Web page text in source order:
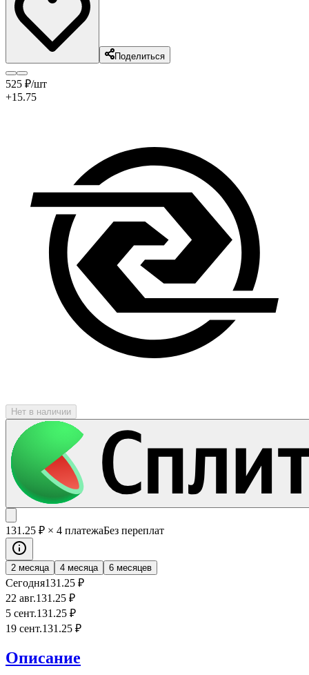
Поделиться
525 ₽/шт
+15.75
Нет в наличии
131 .25 ₽ × 4 платежаБез переплат
2 месяца 4 месяца 6 месяцев
Сегодня131 .25 ₽
22 авг.131 .25 ₽
5 сент.131 .25 ₽
19 сент.131 .25 ₽
Описание